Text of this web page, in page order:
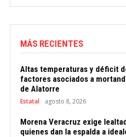
MÁS RECIENTES
Altas temperaturas y déficit
factores asociados a
de Alatorre
Estatal agosto 8, 2026
Morena Veracruz exige
quienes dan la espalda a